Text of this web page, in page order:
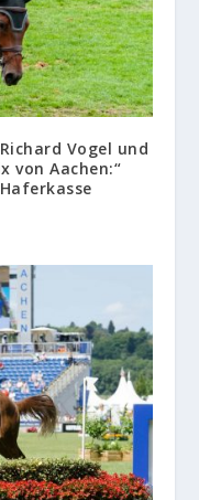
Vogel und
von Aachen:“